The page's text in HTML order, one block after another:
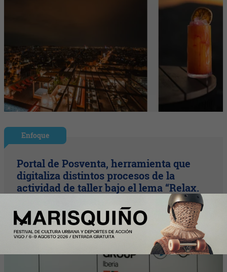
Enfoque
Portal de Posventa, herramienta que
digitaliza distintos procesos de la
actividad de taller bajo el lema “Relax.